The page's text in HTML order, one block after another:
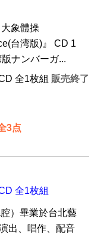
象體操
台湾版)』 CD 1
ナンバーガ...
全1枚組 販売終了
3点
全1枚組
）畢業於台北藝
出、唱作、配音